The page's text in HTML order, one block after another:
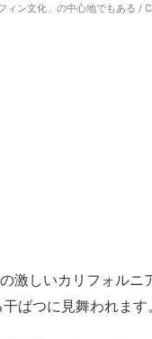
ィン文化」の中心地でもある /
の激しいカリフォルニ
ばつに見舞われます。